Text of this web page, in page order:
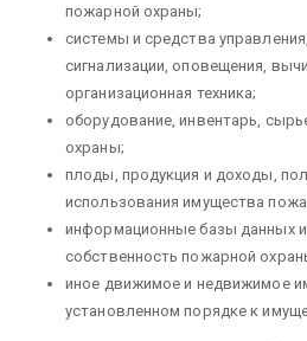
пожарной охраны;
системы и средства
сигнализации, оповещения,
организационная техника;
оборудование, ин­вентарь,
охраны;
плоды, продукция и доходы,
использования имущества
информационные базы данных и
собст­венность пожарной
иное движимое и недвижимое
установленном порядке к